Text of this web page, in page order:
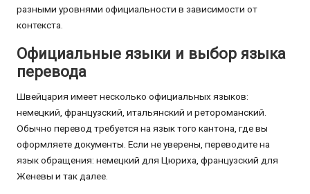
разными уровнями официальности в зависимости от
контекста.
Официальные языки и выбор языка
перевода
Швейцария имеет несколько официальных языков:
немецкий, французский, итальянский и ретороманский.
Обычно перевод требуется на язык того кантона, где вы
оформляете документы. Если не уверены, переводите на
язык обращения: немецкий для Цюриха, французский для
Женевы и так далее.